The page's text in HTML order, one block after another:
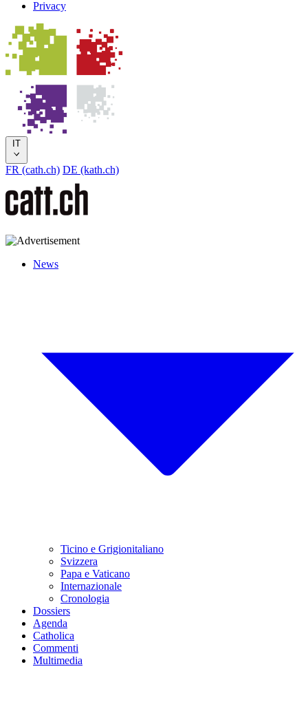
Privacy
IT
FR (cath.ch) DE (kath.ch)
News
Ticino e Grigionitaliano
Svizzera
Papa e Vaticano
Internazionale
Cronologia
Dossiers
Agenda
Catholica
Commenti
Multimedia